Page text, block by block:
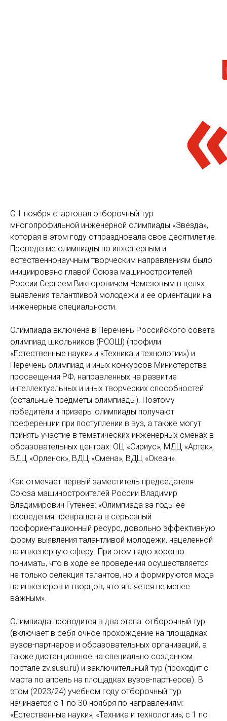
С 1 ноября стартовал отборочный тур
многопрофильной инженерной олимпиады «Звезда»,
которая в этом году отпраздновала свое десятилетие.
Проведение олимпиады по инженерным и
естественнонаучным творческим направлениям было
инициировано главой Союза машиностроителей
России Сергеем Викторовичем Чемезовым в целях
выявления талантливой молодежи и ее ориентации на
инженерные специальности.
Олимпиада включена в Перечень Российского совета
олимпиад школьников (РСОШ) (профили
«Естественные науки» и «Техника и технологии») и
Перечень олимпиад и иных конкурсов Министерства
просвещения РФ, направленных на развитие
интеллектуальных и иных творческих способностей
(остальные предметы олимпиады). Поэтому
победители и призеры олимпиады получают
преференции при поступлении в вуз, а также могут
принять участие в тематических инженерных сменах в
образовательных центрах: ОЦ «Сириус», МДЦ «Артек»,
ВДЦ «Орленок», ВДЦ «Смена», ВДЦ «Океан».
Как отмечает первый заместитель председателя
Союза машиностроителей России Владимир
Владимирович Гутенев: «Олимпиада за годы ее
проведения превращена в серьезный
профориентационный ресурс, довольно эффективную
форму выявления талантливой молодежи, нацеленной
на инженерную сферу. При этом надо хорошо
понимать, что в ходе ее проведения осуществляется
не только селекция талантов, но и формируются мода
на инженеров и творцов, что является не менее
важным».
Олимпиада проводится в два этапа: отборочный тур
(включает в себя очное прохождение на площадках
вузов-партнеров и образовательных организаций, а
также дистанционное на специально созданном
портале zv.susu.ru) и заключительный тур (проходит с
марта по апрель на площадках вузов-партнеров). В
этом (2023/24) учебном году отборочный тур
начинается с 1 по 30 ноября по направлениям:
«Естественные науки», «Техника и технологии»; с 1 по